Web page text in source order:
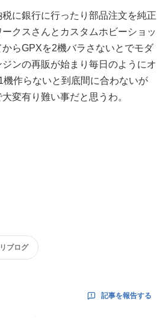
に銀行に行ったり部品注文を純正
クスさんとカスタムホビーショッ
らGPXを2機バラさないとでモダ
ンの再販が始まり毎日のようにオ
機作らないと到底間に合わないが
変有り難い事だと思うわ。
リブログ
記事を報告する